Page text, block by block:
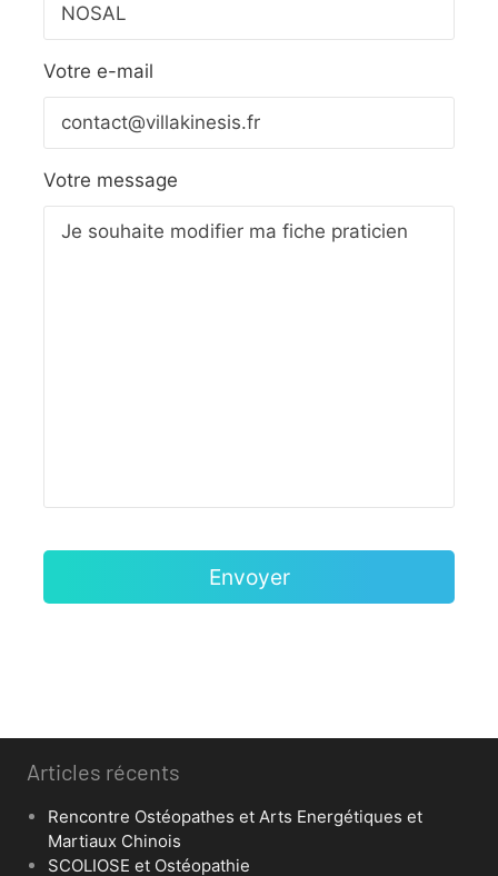
Votre e-mail
Votre message
Articles récents
Rencontre Ostéopathes et Arts Energétiques et
Martiaux Chinois
SCOLIOSE et Ostéopathie